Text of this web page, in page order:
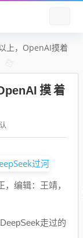
上，OpenAI摸着
摸着
编辑：王靖，
走过的